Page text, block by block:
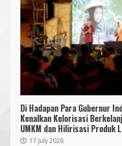
Di Hadapan Para Gubernur
Kenalkan Kelorisasi
UMKM dan Hilirisasi Produk
17 July 2026